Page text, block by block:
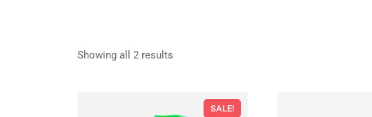
Showing all 2 results
SALE!